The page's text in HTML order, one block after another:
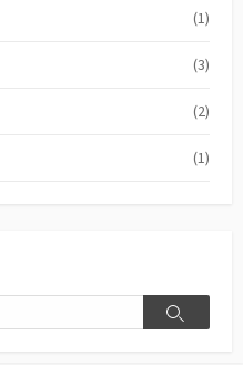
(1)
(3)
(2)
(1)
検